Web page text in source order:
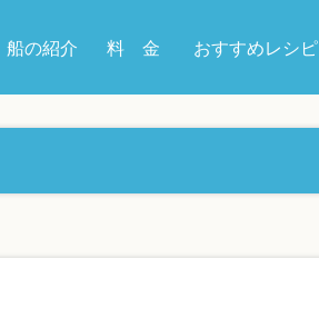
船の紹介 料 金 おすすめレシピ